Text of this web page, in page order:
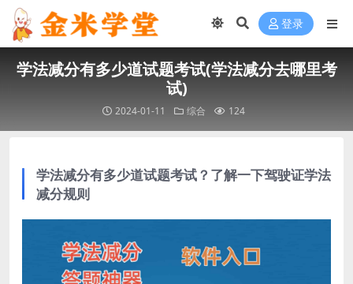
登录
学法减分有多少道试题考试(学法减分去哪里考
试)
2024-01-11 综合 124
学法减分有多少道试题考试？了解一下驾驶证学法
减分规则